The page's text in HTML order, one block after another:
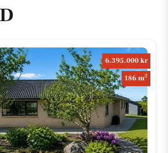
6.395.000 kr
186 m2